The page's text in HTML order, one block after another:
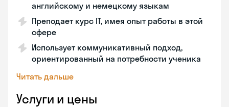
английскому и немецкому языкам
Преподает курс IT, имея опыт работы в этой
сфере
Использует коммуникативный подход,
ориентированный на потребности ученика
Читать дальше
Услуги и цены